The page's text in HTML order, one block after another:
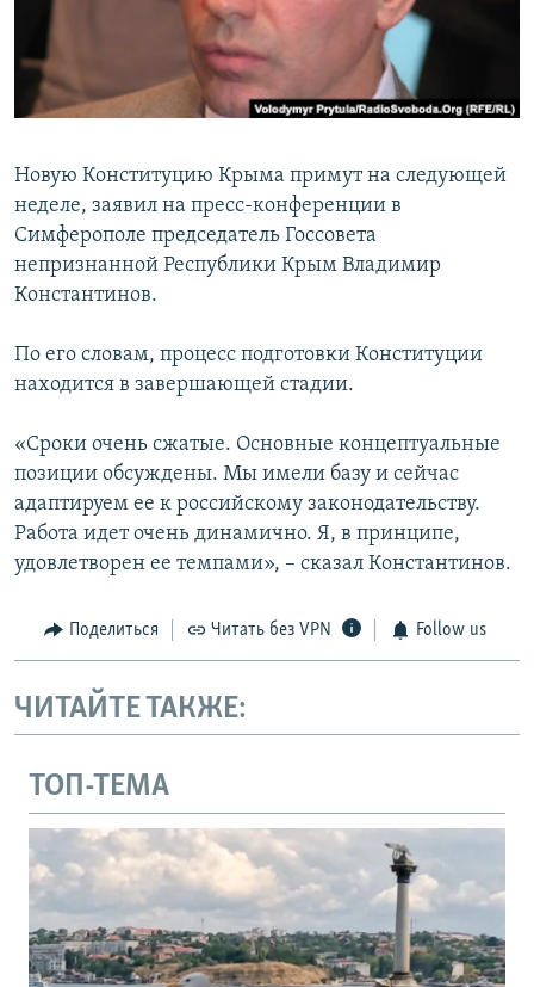
ПОБЕДИТЕЛЕЙ НЕ СУДЯТ?
КРЫМ.НЕПОКОРЕННЫЙ
ELIFBE
ПРИСОЕДИНЯЙТЕСЬ!
Все сайты RFE/RL
Новую Конституцию Крыма примут на следующей
неделе, заявил на пресс-конференции в
Симферополе председатель Госсовета
непризнанной Республики Крым Владимир
Константинов.
По его словам, процесс подготовки Конституции
находится в завершающей стадии.
«Сроки очень сжатые. Основные концептуальные
позиции обсуждены. Мы имели базу и сейчас
адаптируем ее к российскому законодательству.
Работа идет очень динамично. Я, в принципе,
удовлетворен ее темпами», – сказал Константинов.
Поделиться Читать без VPN Follow us
ЧИТАЙТЕ ТАКЖЕ:
ТОП-ТЕМА